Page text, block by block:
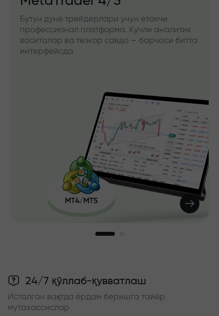
Бутун дунё трейдерлари учун етакчи
профессионал платформа. Кучли аналитик
воситалар ва тезкор савдо — барчаси битта
интерфейсда
24/7 қўллаб-қувватлаш
Исталган вақтда ёрдам беришга тайёр
мутахассислар